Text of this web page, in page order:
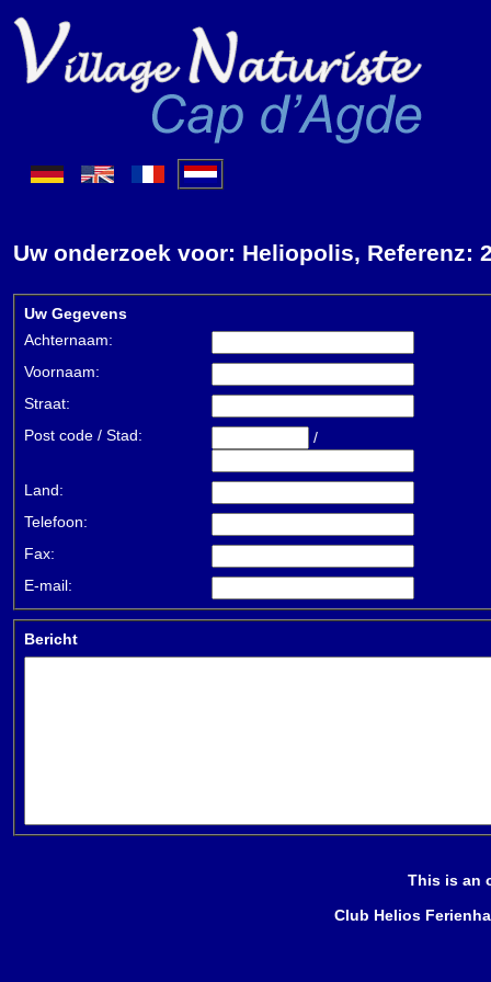
Uw onderzoek voor: Heliopolis, Referenz:
Uw Gegevens
Achternaam:
Voornaam:
Straat:
Post code / Stad:
/
Land:
Telefoon:
Fax:
E-mail:
Bericht
This is an
Club Helios